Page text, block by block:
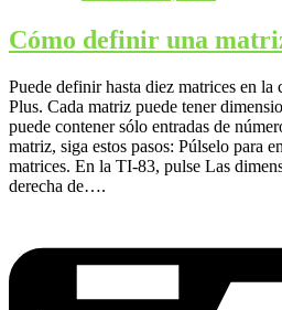
Cómo definir una
Puede definir hasta diez matrices en
Plus. Cada matriz puede tener
puede contener sólo entradas de
matriz, siga estos pasos: Púlselo para
matrices. En la TI-83, pulse Las
derecha de….